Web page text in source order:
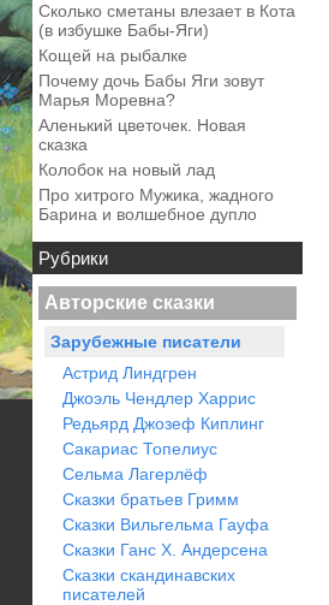
Сколько сметаны влезает в Кота
(в избушке Бабы-Яги)
Кощей на рыбалке
Почему дочь Бабы Яги зовут
Марья Моревна?
Аленький цветочек. Новая
сказка
Колобок на новый лад
Про хитрого Мужика, жадного
Барина и волшебное дупло
Рубрики
Авторские сказки
Зарубежные писатели
Астрид Линдгрен
Джоэль Чендлер Харрис
Редьярд Джозеф Киплинг
Сакариас Топелиус
Сельма Лагерлёф
Сказки братьев Гримм
Сказки Вильгельма Гауфа
Сказки Ганс Х. Андерсена
Сказки скандинавских
писателей